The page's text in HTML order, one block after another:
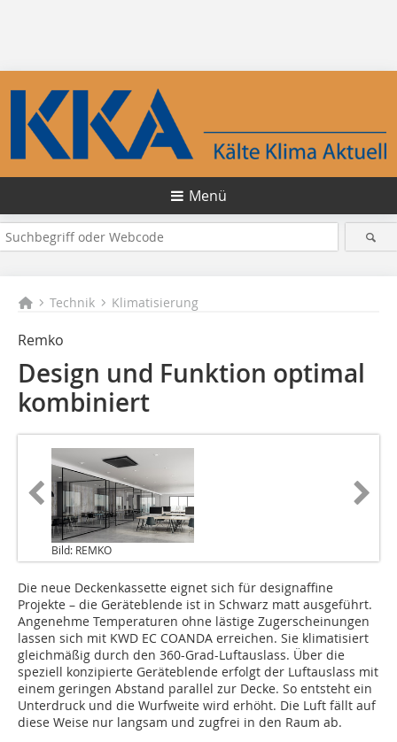
Menü
Technik Klimatisierung
Remko
Design und Funktion optimal
kombiniert
Bild: REMKO
Die neue Deckenkassette eignet sich für designaffine
Projekte – die Geräteblende ist in Schwarz matt ausgeführt.
Angenehme Temperaturen ohne lästige Zugerscheinungen
lassen sich mit KWD EC COANDA erreichen. Sie klimatisiert
gleichmäßig durch den 360-Grad-Luftauslass. Über die
speziell konzipierte Geräteblende erfolgt der Luftauslass mit
einem geringen Abstand parallel zur Decke. So entsteht ein
Unterdruck und die Wurfweite wird erhöht. Die Luft fällt auf
diese Weise nur langsam und zugfrei in den Raum ab.